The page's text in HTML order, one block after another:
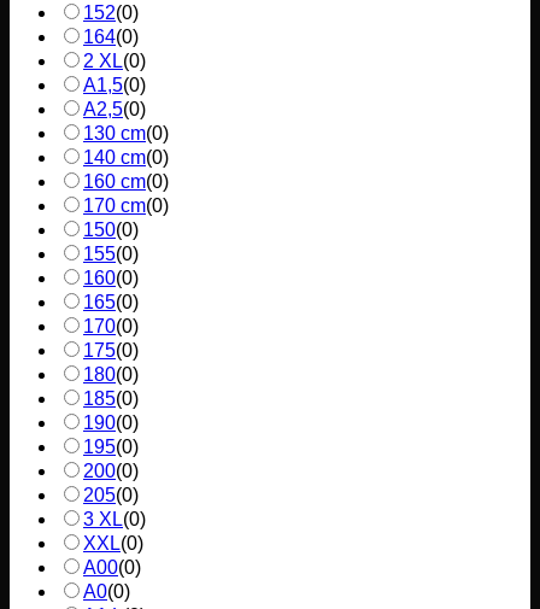
152(0)
164(0)
2 XL(0)
A1,5(0)
A2,5(0)
130 cm(0)
140 cm(0)
160 cm(0)
170 cm(0)
150(0)
155(0)
160(0)
165(0)
170(0)
175(0)
180(0)
185(0)
190(0)
195(0)
200(0)
205(0)
3 XL(0)
XXL(0)
A00(0)
A0(0)